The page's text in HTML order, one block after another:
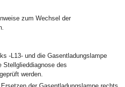
zum Wechsel der
-L13- und die Gasentladungslampe
Stellglieddiagnose des
werden.